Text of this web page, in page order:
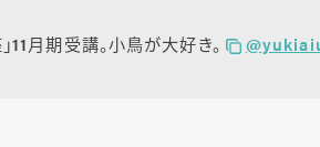
月期受講。小鳥が大好き。